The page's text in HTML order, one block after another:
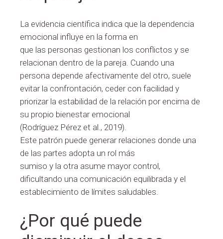
La evidencia científica indica que la dependencia
emocional influye en la forma en
que las personas gestionan los conflictos y se
relacionan dentro de la pareja. Cuando una
persona depende afectivamente del otro, suele
evitar la confrontación, ceder con facilidad y
priorizar la estabilidad de la relación por encima de
su propio bienestar emocional
(Rodríguez Pérez et al., 2019).
Este patrón puede generar relaciones donde una
de las partes adopta un rol más
sumiso y la otra asume mayor control,
dificultando una comunicación equilibrada y el
establecimiento de límites saludables.
¿Por qué puede